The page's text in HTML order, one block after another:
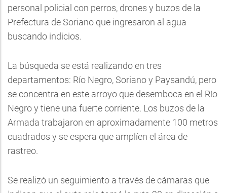
personal policial con perros, drones y buzos de la
Prefectura de Soriano que ingresaron al agua
buscando indicios.
La búsqueda se está realizando en tres
departamentos: Río Negro, Soriano y Paysandú, pero
se concentra en este arroyo que desemboca en el Río
Negro y tiene una fuerte corriente. Los buzos de la
Armada trabajaron en aproximadamente 100 metros
cuadrados y se espera que amplíen el área de
rastreo.
Se realizó un seguimiento a través de cámaras que